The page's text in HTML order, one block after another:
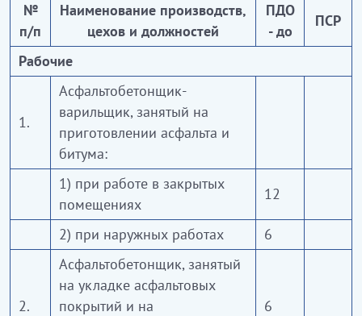
№
п/п
Наименование производств,
цехов и должностей
ПДО
- до
ПСР
Рабочие
1.
Асфальтобетонщик-
варильщик, занятый на
приготовлении асфальта и
битума:
1) при работе в закрытых
помещениях
12
2) при наружных работах 6
2.
Асфальтобетонщик, занятый
на укладке асфальтовых
покрытий и на
6